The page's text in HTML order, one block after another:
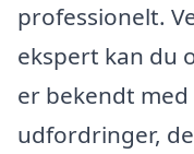
professionelt.
ekspert kan du
er bekendt
udfordringer,